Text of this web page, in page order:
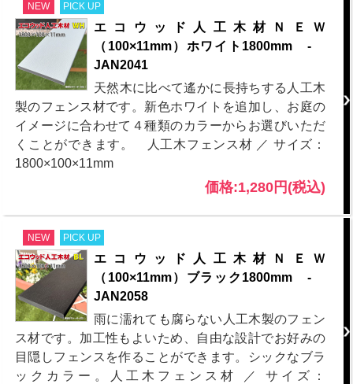
NEW PICK UP
エコウッド人工木材ＮＥＷ
（100×11mm）ホワイト1800mm -
JAN2041
天然木に比べて遙かに長持ちする人工木
製のフェンス材です。新色ホワイトを追加し、お庭の
イメージに合わせて４種類のカラーからお選びいただ
くことができます。 人工木フェンス材 ／ サイズ：
1800×100×11mm
価格:1,280円(税込)
NEW PICK UP
エコウッド人工木材ＮＥＷ
（100×11mm）ブラック1800mm -
JAN2058
雨に濡れても腐らない人工木製のフェン
ス材です。加工性もよいため、自由な設計でお好みの
目隠しフェンスを作ることができます。シックなブラ
ックカラー。人工木フェンス材 ／ サイズ：